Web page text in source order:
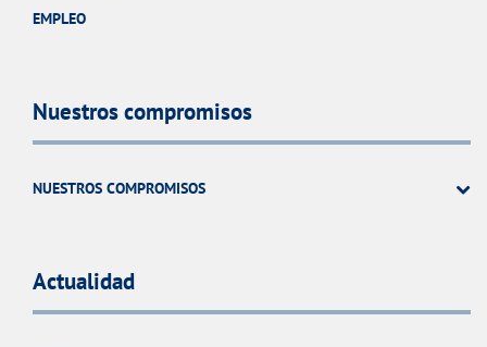
EMPLEO
Nuestros compromisos
NUESTROS COMPROMISOS
Actualidad